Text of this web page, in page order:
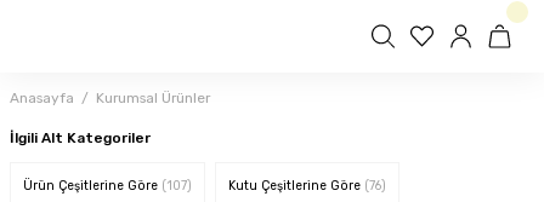
Anasayfa Kurumsal Ürünler
İlgili Alt Kategoriler
Ürün Çeşitlerine Göre (107) Kutu Çeşitlerine Göre (76)